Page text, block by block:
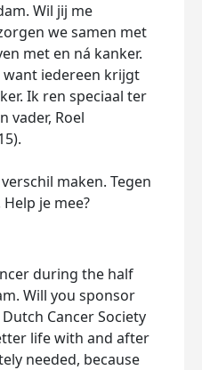
Wil jij me
we samen met
met en ná kanker.
want iedereen krijgt
Ik ren speciaal ter
vader, Roel
maken. Tegen
je mee?
during the half
Will you sponsor
Cancer Society
life with and after
needed, because